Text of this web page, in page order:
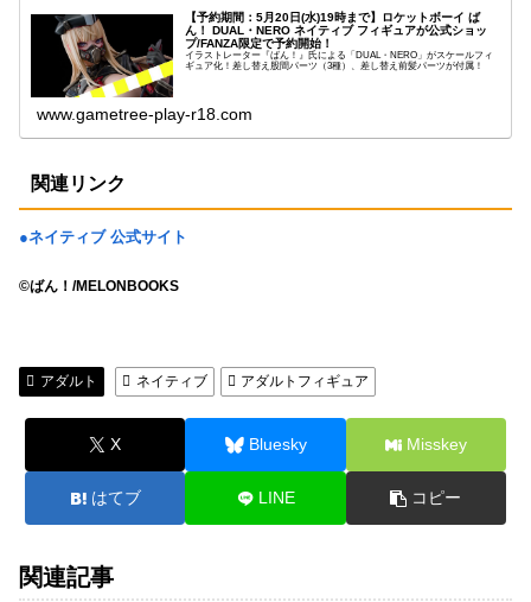
【予約期間：5月20日(水)19時まで】ロケットボーイ ば
ん！ DUAL・NERO ネイティブ フィギュアが公式ショッ
プ/FANZA限定で予約開始！
イラストレーター『ばん！』氏による「DUAL・NERO」がスケールフィ
ギュア化！差し替え股間パーツ（3種）、差し替え前髪パーツが付属！
www.gametree-play-r18.com
関連リンク
●ネイティブ 公式サイト
©ばん！/MELONBOOKS
アダルト ネイティブ アダルトフィギュア
X Bluesky Misskey
はてブ LINE コピー
関連記事